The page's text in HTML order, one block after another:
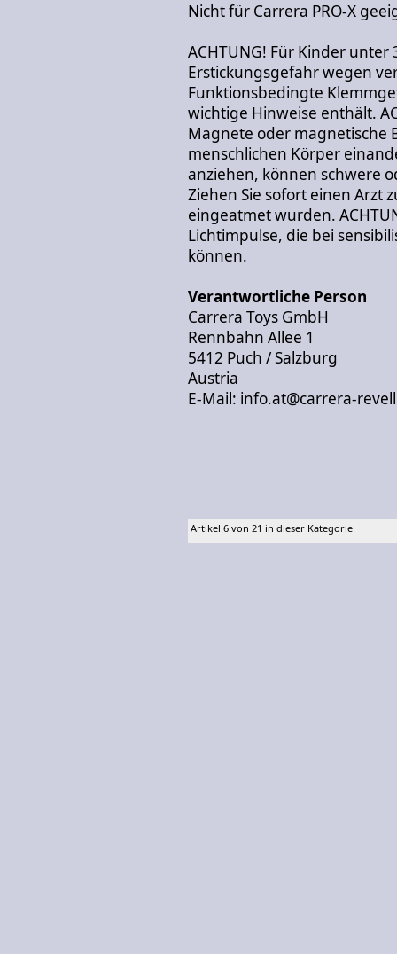
Nicht für Carrera PRO-X
ACHTUNG! Für Kinder
Erstickungsgefahr wegen
Funktionsbedingte
wichtige Hinweise enthält.
Magnete oder magnetische
menschlichen Körper
anziehen, können schwere
Ziehen Sie sofort einen Arzt
eingeatmet wurden.
Lichtimpulse, die bei
können.
Verantwortliche Person
Carrera Toys GmbH
Rennbahn Allee 1
5412 Puch / Salzburg
Austria
E-Mail: info.at@carrera-
Artikel 6 von 21 in dieser Kategorie